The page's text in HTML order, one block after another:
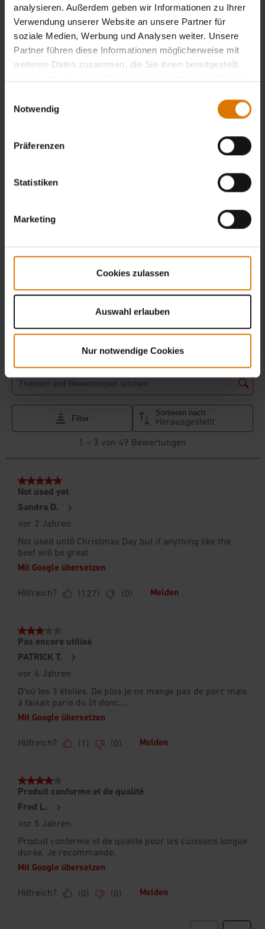
analysieren. Außerdem geben wir Informationen zu Ihrer
Verwendung unserer Website an unsere Partner für
soziale Medien, Werbung und Analysen weiter. Unsere
Partner führen diese Informationen möglicherweise mit
weiteren Daten zusammen, die Sie ihnen bereitgestellt
Notwendig
Präferenzen
Statistiken
Marketing
Cookies zulassen
Auswahl erlauben
Nur notwendige Cookies